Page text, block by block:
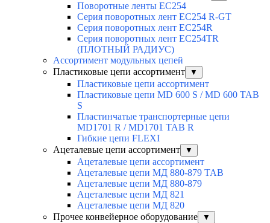
Поворотные ленты EC254
Серия поворотных лент EC254 R-GT
Серия поворотных лент EC254R
Серия поворотных лент EC254TR
(ПЛОТНЫЙ РАДИУС)
Ассортимент модульных цепей
Пластиковые цепи ассортимент
▼
Пластиковые цепи ассортимент
Пластиковые цепи MD 600 S / MD 600 TAB
S
Пластинчатые транспортерные цепи
MD1701 R / MD1701 TAB R
Гибкие цепи FLEXI
Ацеталевые цепи ассортимент
▼
Ацеталевые цепи ассортимент
Ацеталевые цепи МД 880-879 ТАВ
Ацеталевые цепи МД 880-879
Ацеталевые цепи МД 821
Ацеталевые цепи МД 820
Прочее конвейерное оборудование
▼